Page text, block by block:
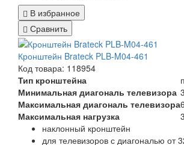
В избранное
Сравнить
Кронштейн Brateck PLB-M04-461
Код товара: 118954
Тип кронштейна
Минимальная диагональ телевизора
Максимальная диагональ телевизора
Максимальная нагрузка
наклонный кронштейн
для телевизоров с диагональю от